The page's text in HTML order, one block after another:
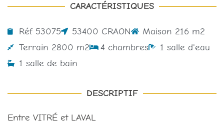
CARACTÉRISTIQUES
Réf. 53075 53400 CRAON
Maison 216 m2
Terrain 2800 m2
4 chambres
1 salle d'eau
1 salle de bain
DESCRIPTIF
Entre VITRÉ et LAVAL